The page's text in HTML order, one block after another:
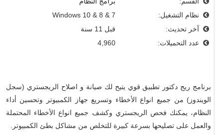
نظام التشغيل:
Windows 10 & 8 & 7
آخر تحديث:
قبل 11 سنة
عدد التحميلات:
4,960
برنامج ريج دكتور تطبيق قوي يتيح لك صيانة و اصلاح الريجستري (سجل
الويندوز) من جميع انواع الأخطاء وتسريع جهاز الكمبيوتر وتحسين أداء
النظام، يمكنك فحص الريجستري وكشف جميع انواع الأخطاء المحتملة
والعمل على تصليحها بسرعة كبيرة للتخلص من مشاكل بطئ الكمبيوتر.